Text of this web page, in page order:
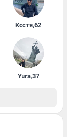
Костя,62
Yura,37